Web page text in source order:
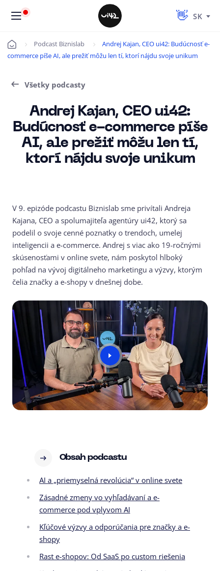
SK
Úvod Podcast Biznislab
Andrej Kajan, CEO ui42: Budúcnosť e-
commerce píše AI, ale prežiť môžu len tí, ktorí nájdu svoje unikum
Všetky podcasty
Andrej Kajan, CEO ui42:
Budúcnosť e-commerce píše
AI, ale prežiť môžu len tí,
ktorí nájdu svoje unikum
V 9. epizóde podcastu Biznislab sme privítali Andreja
Kajana, CEO a spolumajiteľa agentúry ui42, ktorý sa
podelil o svoje cenné poznatky o trendoch, umelej
inteligencii a e-commerce. Andrej s viac ako 19-ročnými
skúsenosťami v online svete, nám poskytol hlboký
pohľad na vývoj digitálneho marketingu a výzvy, ktorým
čelia značky a e-shopy v dnešnej dobe.
Obsah podcastu
AI a „priemyselná revolúcia“ v online svete
Zásadné zmeny vo vyhľadávaní a e-
commerce pod vplyvom AI
Kľúčové výzvy a odporúčania pre značky a e-
shopy
Rast e-shopov: Od SaaS po custom riešenia